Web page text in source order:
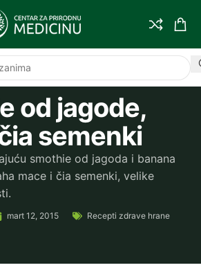
od jagode,
semenki
smothie od jagoda i banana
mace i čia semenki, velike
mart 12, 2015 Recepti zdrave hrane